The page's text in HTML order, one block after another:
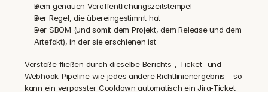
Dem genauen Veröffentlichungszeitstempel
Der Regel, die übereingestimmt hat
Der SBOM (und somit dem Projekt, dem Release und dem
Artefakt), in der sie erschienen ist
Verstöße fließen durch dieselbe Berichts-, Ticket- und
Webhook-Pipeline wie jedes andere Richtlinienergebnis – so
kann ein verpasster Cooldown automatisch ein Jira-Ticket